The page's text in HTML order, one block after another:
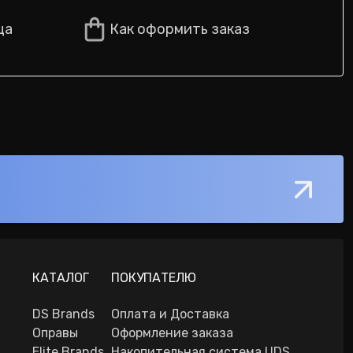
Как оформить заказ
КАТАЛОГ
DS Brands
Оправы
ПОКУПАТЕЛЮ
Оплата и Доставка
Оформление заказа